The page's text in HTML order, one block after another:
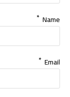
Name
*
Email
*